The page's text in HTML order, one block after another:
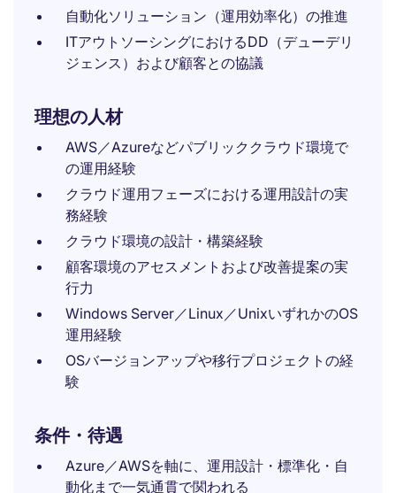
自動化ソリューション（運用効率化）の推進
ITアウトソーシングにおけるDD（デューデリ
ジェンス）および顧客との協議
理想の人材
AWS／Azureなどパブリッククラウド環境で
の運用経験
クラウド運用フェーズにおける運用設計の実
務経験
クラウド環境の設計・構築経験
顧客環境のアセスメントおよび改善提案の実
行力
Windows Server／Linux／UnixいずれかのOS
運用経験
OSバージョンアップや移行プロジェクトの経
験
条件・待遇
Azure／AWSを軸に、運用設計・標準化・自
動化まで一気通貫で関われる